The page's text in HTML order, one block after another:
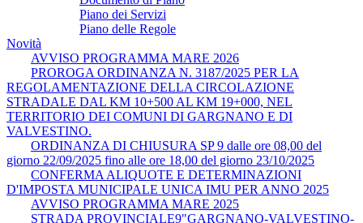
Piano dei Servizi
Piano delle Regole
Novità
AVVISO PROGRAMMA MARE 2026
PROROGA ORDINANZA N. 3187/2025 PER LA
REGOLAMENTAZIONE DELLA CIRCOLAZIONE
STRADALE DAL KM 10+500 AL KM 19+000, NEL
TERRITORIO DEI COMUNI DI GARGNANO E DI
VALVESTINO.
ORDINANZA DI CHIUSURA SP 9 dalle ore 08,00 del
giorno 22/09/2025 fino alle ore 18,00 del giorno 23/10/2025
CONFERMA ALIQUOTE E DETERMINAZIONI
D'IMPOSTA MUNICIPALE UNICA IMU PER ANNO 2025
AVVISO PROGRAMMA MARE 2025
STRADA PROVINCIALE9"GARGNANO-VALVESTINO-